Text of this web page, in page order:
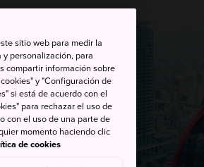
sitio web para medir la
personalización, para
compartir información sobre
y "Configuración de
si está de acuerdo con el
para rechazar el uso de
con el uso de una parte de
momento haciendo clic
de cookies